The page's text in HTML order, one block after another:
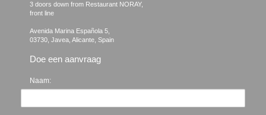
3 doors down from Restaurant NORAY,
front line
Avenida Marina Española 5,
Doe een aanvraag
Naam: